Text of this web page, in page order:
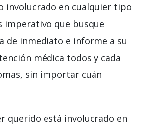
involucrado en cualquier tipo
imperativo que busque
de inmediato e informe a su
médica todos y cada
sin importar cuán
querido está involucrado en